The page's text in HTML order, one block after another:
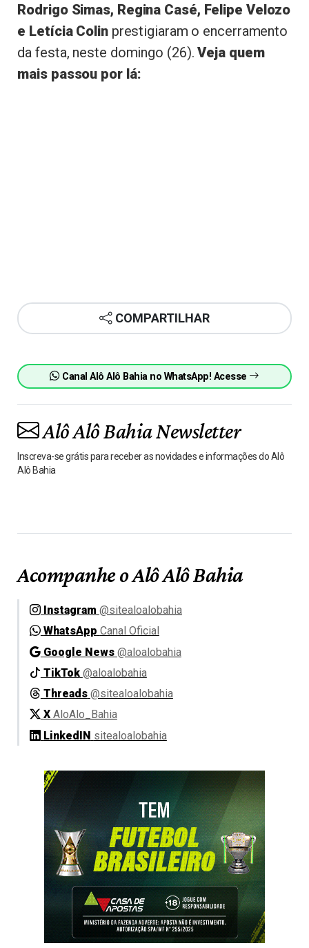
Rodrigo Simas, Regina Casé, Felipe Velozo
e Letícia Colinprestigiaram o encerramento
da festa, neste domingo (26).Veja quem
mais passou por lá:
COMPARTILHAR
Canal Alô Alô Bahia no WhatsApp! Acesse
Alô Alô Bahia Newsletter
Inscreva-se grátis para receber as novidades e informações do Alô
Alô Bahia
Acompanhe o Alô Alô Bahia
Instagram @sitealoalobahia
WhatsApp Canal Oficial
Google News @aloalobahia
TikTok @aloalobahia
Threads @sitealoalobahia
X AloAlo_Bahia
LinkedIN sitealoalobahia